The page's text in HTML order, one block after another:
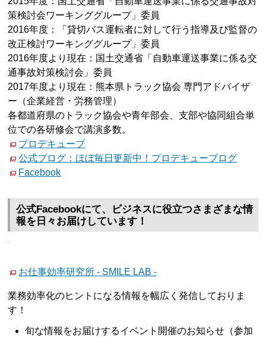
策検討会ワーキンググループ」委員
2016年度：「貸切バス運転者に対して行う指導及び監督の
改正検討ワーキンググループ」委員
2016年度より現在：国土交通省「自動車運送事業に係る交
通事故対策検討会」委員
2017年度より現在：熊本県トラック協会 専門アドバイザ
ー（企業経営・労務管理）
各都道府県のトラック協会や青年部会、支部や協同組合単
位での各研修会で講演多数。
プロデキューブ
公式ブログ：ほぼ毎日更新中！プロデキューブログ
Facebook
公式Facebookにて、ビジネスに役立つさまざまな情
報を日々お届けしています！
お仕事効率研究所 - SMILE LAB -
業務効率化のヒントになる情報を幅広く発信しておりま
す！
旬な情報をお届けするイベント開催のお知らせ（参加